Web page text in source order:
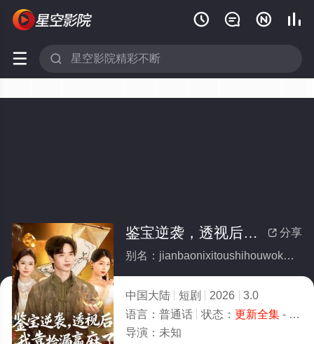
   
 
 分享
鉴宝逆袭，透视后我靠捡漏赢麻了(全集)
别名：jianbaonixitoushihouwokaojianlouyingmaliao
中国大陆 短剧 2026
3.0
语言： 普通话 状态： 更新全集- 免费在线观看
导演： 未知